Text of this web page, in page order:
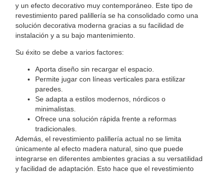
y un efecto decorativo muy contemporáneo. Este tipo de
revestimiento pared palillería se ha consolidado como una
solución decorativa moderna gracias a su facilidad de
instalación y a su bajo mantenimiento.
Su éxito se debe a varios factores:
Aporta diseño sin recargar el espacio.
Permite jugar con líneas verticales para estilizar
paredes.
Se adapta a estilos modernos, nórdicos o
minimalistas.
Ofrece una solución rápida frente a reformas
tradicionales.
Además, el revestimiento palillería actual no se limita
únicamente al efecto madera natural, sino que puede
integrarse en diferentes ambientes gracias a su versatilidad
y facilidad de adaptación. Esto hace que el revestimiento